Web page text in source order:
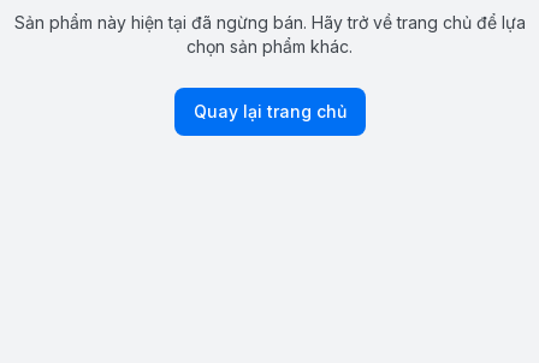
Sản phẩm này hiện tại đã ngừng bán. Hãy trở về trang chủ để lựa
chọn sản phẩm khác.
Quay lại trang chủ